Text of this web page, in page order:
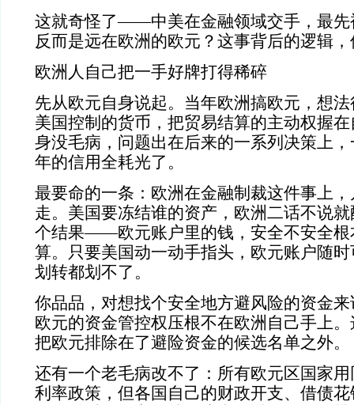
这就奇怪了——中美在金融领域交手，最先
反而是远在欧洲的欧元？这事背后的逻辑
欧洲人自己把一手好牌打得稀碎
先从欧元自身说起。当年欧洲搞欧元，想
美国控制的货币，把贸易结算的主动权握
身没毛病，问题出在后来的一系列决策上
年的信用全耗光了。
最要命的一条：欧洲在金融制裁这件事上
走。美国要冻结谁的资产，欧洲二话不说
个结果——欧元账户里的钱，安全不安全根
算。只要美国动一动手指头，欧元账户随
划转都划不了。
你品品，对想找个安全地方避风险的资金
欧元的资金管控权压根不在欧洲自己手上
把欧元排除在了避险资金的候选名单之外。
还有一个老毛病改不了：所有欧元区国家
利率政策，但各国自己的财政开支、借债